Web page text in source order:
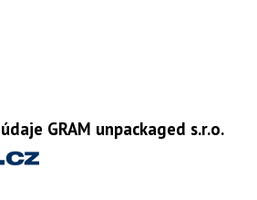
GRAM unpackaged s.r.o.